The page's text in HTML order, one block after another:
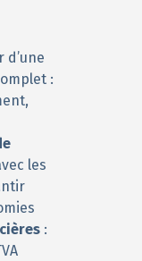
d’une
:
les
: